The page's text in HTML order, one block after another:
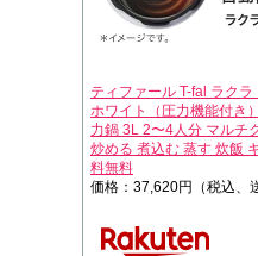
ティファール T-fal ラク
ホワイト（圧力機能付き
力鍋 3L 2〜4人分 マルチ
炒める 煮込む 蒸す 炊飯
料無料
価格：37,620円（税込、